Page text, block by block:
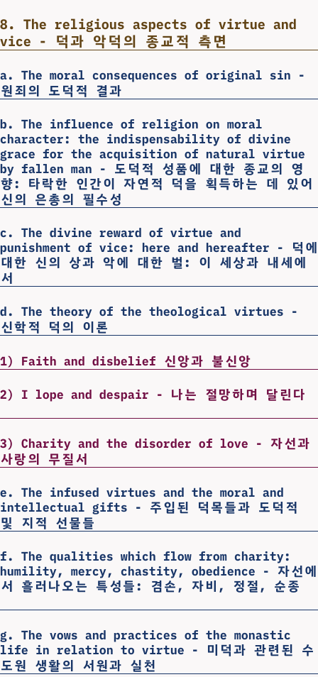
8. The religious aspects of virtue and
vice - 덕과 악덕의 종교적 측면
a. The moral consequences of original sin -
원죄의 도덕적 결과
b. The influence of religion on moral
character: the indispensability of divine
grace for the acquisition of natural virtue
by fallen man - 도덕적 성품에 대한 종교의 영
향: 타락한 인간이 자연적 덕을 획득하는 데 있어
신의 은총의 필수성
c. The divine reward of virtue and
punishment of vice: here and hereafter - 덕에
대한 신의 상과 악에 대한 벌: 이 세상과 내세에
서
d. The theory of the theological virtues -
신학적 덕의 이론
1) Faith and disbelief 신앙과 불신앙
2) I lope and despair - 나는 절망하며 달린다
3) Charity and the disorder of love - 자선과
사랑의 무질서
e. The infused virtues and the moral and
intellectual gifts - 주입된 덕목들과 도덕적
및 지적 선물들
f. The qualities which flow from charity:
humility, mercy, chastity, obedience - 자선에
서 흘러나오는 특성들: 겸손, 자비, 정절, 순종
g. The vows and practices of the monastic
life in relation to virtue - 미덕과 관련된 수
도원 생활의 서원과 실천